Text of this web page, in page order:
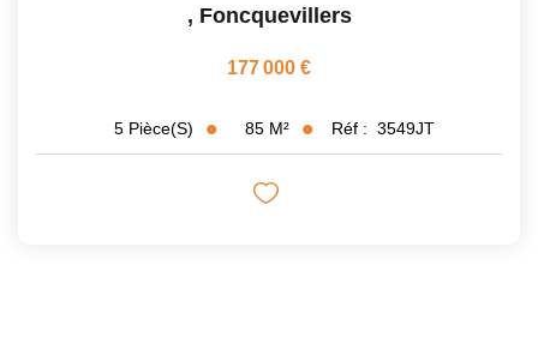
, Foncquevillers
177 000 €
5 Pièce(s) 85 M² Réf : 3549JT